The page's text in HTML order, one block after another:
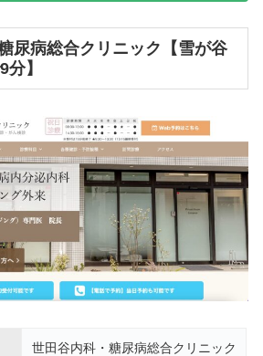
尿病総合クリニック【雪が谷
】
世田谷内科・糖尿病総合クリニック